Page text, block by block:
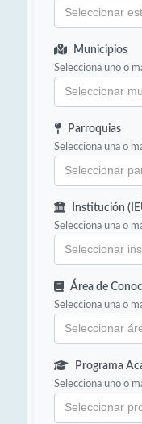
Municipios
Selecciona uno o
Parroquias
Selecciona una o
Institución
Selecciona una o
Área de
Selecciona una o
Programa
Selecciona uno o